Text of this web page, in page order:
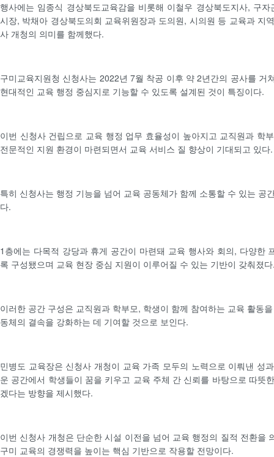
행사에는 임종식 경상북도교육감을 비롯해 이철우 경상북도지사, 구
시장, 박채아 경상북도의회 교육위원장과 도의원, 시의원 등 교육과 지
사 개청의 의미를 함께했다.
구미교육지원청 신청사는 2022년 7월 착공 이후 약 2년간의 공사를 거
현대적인 교육 행정 중심지로 기능할 수 있도록 설계된 것이 특징이다.
이번 신청사 건립으로 교육 행정 업무 효율성이 높아지고 교직원과 학
전문적인 지원 환경이 마련되면서 교육 서비스 질 향상이 기대되고 있다.
특히 신청사는 행정 기능을 넘어 교육 공동체가 함께 소통할 수 있는 공
다.
1층에는 다목적 강당과 휴게 공간이 마련돼 교육 행사와 회의, 다양한
록 구성됐으며 교육 현장 중심 지원이 이루어질 수 있는 기반이 갖춰졌
이러한 공간 구성은 교직원과 학부모, 학생이 함께 참여하는 교육 활동
동체의 결속을 강화하는 데 기여할 것으로 보인다.
민병도 교육장은 신청사 개청이 교육 가족 모두의 노력으로 이뤄낸 성
운 공간에서 학생들이 꿈을 키우고 교육 주체 간 신뢰를 바탕으로 따뜻
겠다는 방향을 제시했다.
이번 신청사 개청은 단순한 시설 이전을 넘어 교육 행정의 질적 전환을
구미 교육의 경쟁력을 높이는 핵심 기반으로 작용할 전망이다.